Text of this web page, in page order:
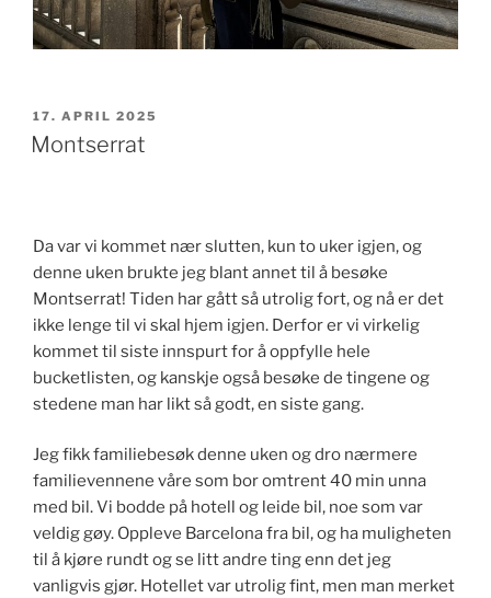
PUBLISERT
17. APRIL 2025
Montserrat
Da var vi kommet nær slutten, kun to uker igjen, og
denne uken brukte jeg blant annet til å besøke
Montserrat! Tiden har gått så utrolig fort, og nå er det
ikke lenge til vi skal hjem igjen. Derfor er vi virkelig
kommet til siste innspurt for å oppfylle hele
bucketlisten, og kanskje også besøke de tingene og
stedene man har likt så godt, en siste gang.
Jeg fikk familiebesøk denne uken og dro nærmere
familievennene våre som bor omtrent 40 min unna
med bil. Vi bodde på hotell og leide bil, noe som var
veldig gøy. Oppleve Barcelona fra bil, og ha muligheten
til å kjøre rundt og se litt andre ting enn det jeg
vanligvis gjør. Hotellet var utrolig fint, men man merket